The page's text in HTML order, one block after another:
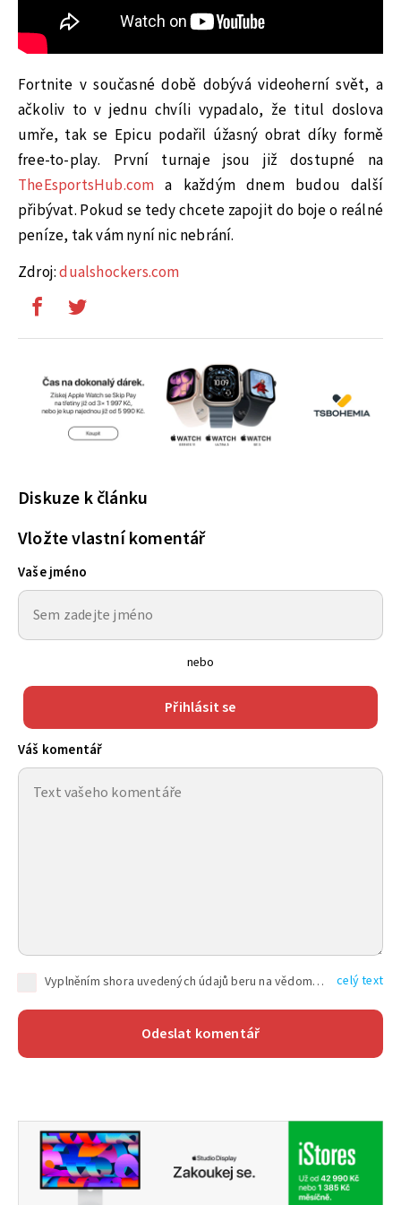
Fortnite v současné době dobývá videoherní svět, a
ačkoliv to v jednu chvíli vypadalo, že titul doslova
umře, tak se Epicu podařil úžasný obrat díky formě
free-to-play. První turnaje jsou již dostupné na
TheEsportsHub.com a každým dnem budou další
přibývat. Pokud se tedy chcete zapojit do boje o reálné
peníze, tak vám nyní nic nebrání.
Zdroj:dualshockers.com
Diskuze k článku
Vložte vlastní komentář
Vaše jméno
nebo
Přihlásit se
Váš komentář
Vyplněním shora uvedených údajů beru na vědomí, že společnost TEXT FACTORY s.r.o., sídlem Brno, Durďákova 336/29, Černá Pole, PSČ: 613 00, IČ: 06157831, zapsané u Krajského soudu v Brně, oddíl C, vložka 100399, bude zpracovávat mé osobní údaje uvedené v rámci mnou vyplněného registračního formuláře na základě oprávněných zájmů TEXT FACTORY s.r.o. dle čl. 6 odst. 1 písm. f) GDPR a pro splnění právních povinností (čl. 6 odst. 1 písm. c) GDPR), a to pro tyto účely: nezbytnost zajistit oprávnění návštěvníka webových stránek provozovaných společností TEXT FACTORY s.r.o. přispívat aktivně ke zveřejněným článkům nebo v rámci diskusních fór a výkon práv TEXT FACTORY s.r.o. jako administrátora těchto diskusních fór. Více informací o zpracování osobních údajů a právech lze nalézt v celý text